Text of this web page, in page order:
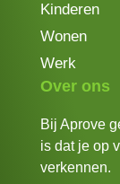
Kinderen
Wonen
Werk
Over ons
Bij Aprove
is dat je op
verkennen.